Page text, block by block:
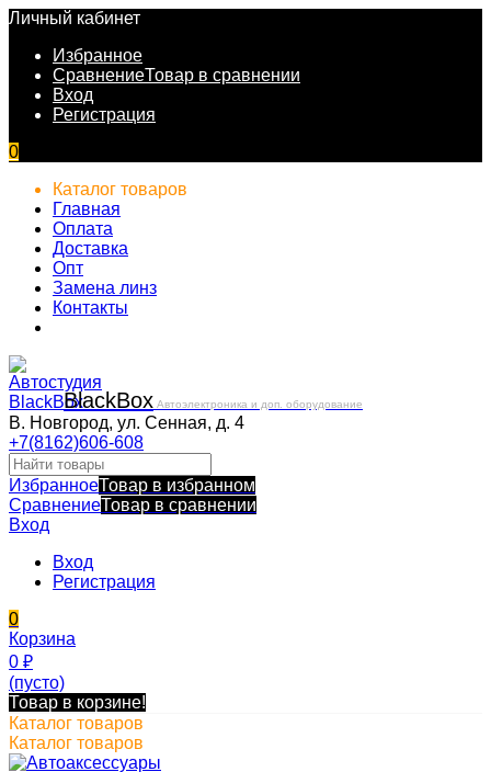
Личный кабинет
Избранное
СравнениеТовар в сравнении
Вход
Регистрация
0
Каталог товаров
Главная
Оплата
Доставка
Опт
Замена линз
Контакты
BlackBox Автоэлектроника и доп. оборудование
В. Новгород, ул. Сенная, д. 4
+7(8162)606-608
ИзбранноеТовар в избранном
СравнениеТовар в сравнении
Вход
Вход
Регистрация
0
Корзина
0 ₽
(пусто)
Товар в корзине!
Каталог товаров
Каталог товаров